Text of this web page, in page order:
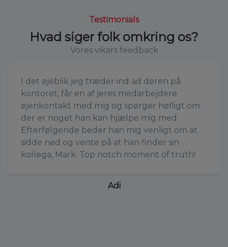
Testimonials
Hvad siger folk omkring os?
Vores vikars feedback
I det øjeblik jeg træder ind ad døren på
kontoret, får en af jeres medarbejdere
øjenkontakt med mig og spørger høfligt om
der er noget han kan hjælpe mig med.
Efterfølgende beder han mig venligt om at
sidde ned og vente på at han finder sin
kollega, Mark. Top notch moment of truth!
Adi